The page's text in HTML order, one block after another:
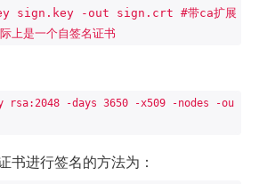
sign.key -out sign.crt #带ca扩展
际上是一个自签名证书
rsa:2048 -days 3650 -x509 -nodes -ou
书进行签名的方法为：